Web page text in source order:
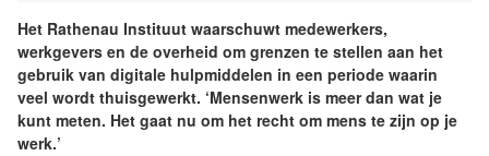
Het Rathenau Instituut waarschuwt medewerkers,
werkgevers en de overheid om grenzen te stellen aan het
gebruik van digitale hulpmiddelen in een periode waarin
veel wordt thuisgewerkt. ‘Mensenwerk is meer dan wat je
kunt meten. Het gaat nu om het recht om mens te zijn op je
werk.’